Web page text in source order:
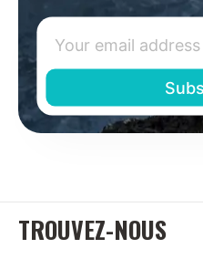
TROUVEZ-NOUS